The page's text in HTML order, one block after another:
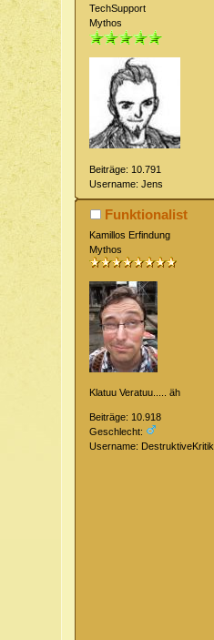
TechSupport
Mythos
Beiträge: 10.791
Username: Jens
Funktionalist
Kamillos Erfindung
Mythos
Klatuu Veratuu..... äh
Beiträge: 10.918
Geschlecht:
Username: DestruktiveKritik